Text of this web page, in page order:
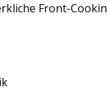
Front-